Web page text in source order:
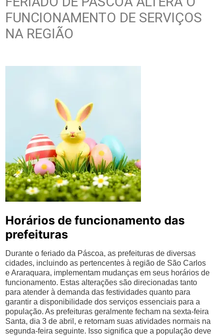
FUNCIONAMENTO DE SERVIÇOS
NA REGIÃO
Horários de funcionamento das
prefeituras
Durante o feriado da Páscoa, as prefeituras de diversas
cidades, incluindo as pertencentes à região de São Carlos
e Araraquara, implementam mudanças em seus horários de
funcionamento. Estas alterações são direcionadas tanto
para atender à demanda das festividades quanto para
garantir a disponibilidade dos serviços essenciais para a
população. As prefeituras geralmente fecham na sexta-feira
Santa, dia 3 de abril, e retornam suas atividades normais na
segunda-feira seguinte. Isso significa que a população deve